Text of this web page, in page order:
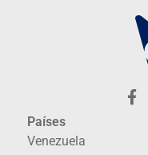
Países
Venezuela